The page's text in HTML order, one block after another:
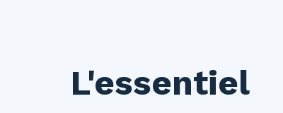
L'essentiel